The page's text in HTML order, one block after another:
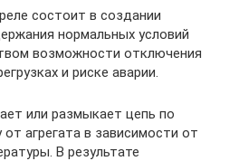
состоит в создании
нормальных условий
возможности отключения
и риске аварии.
или размыкает цепь по
агрегата в зависимости от
В результате